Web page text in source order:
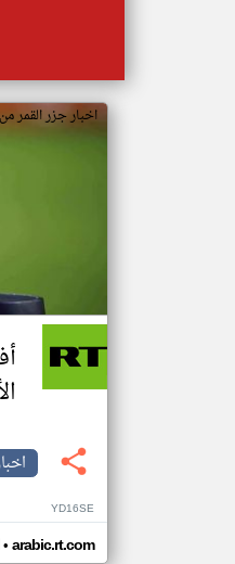
اخبار جزر القمر
YD16SE
• arabic.rt.com